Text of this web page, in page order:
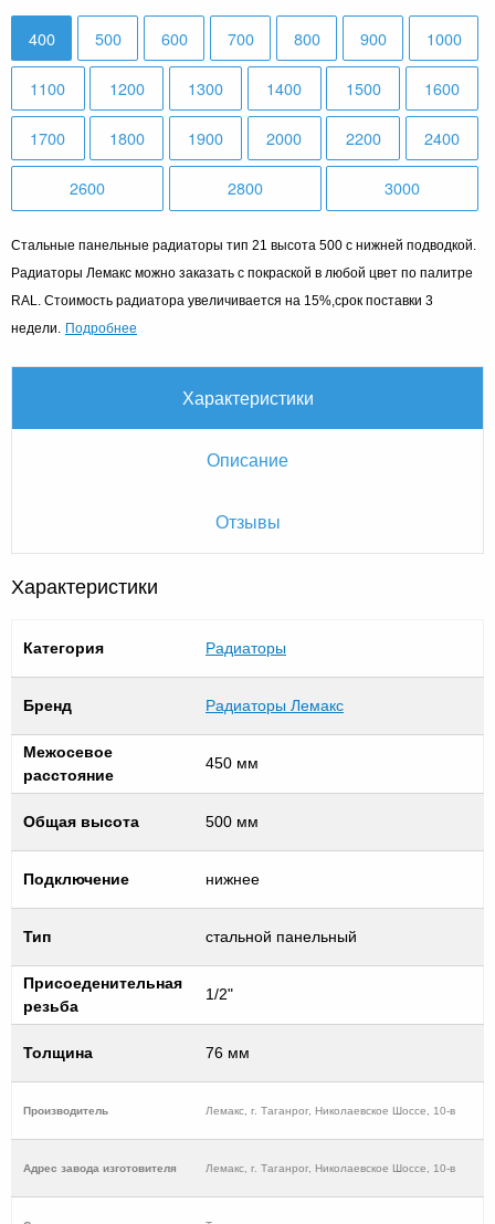
400 500 600 700 800 900 1000
1100 1200 1300 1400 1500 1600
1700 1800 1900 2000 2200 2400
2600 2800 3000
Стальные панельные радиаторы тип 21 высота 500 с нижней подводкой.
Радиаторы Лемакс можно заказать с покраской в любой цвет по палитре
RAL. Стоимость радиатора увеличивается на 15%,срок поставки 3
недели.
Подробнее
Характеристики
Описание
Отзывы
Характеристики
Категория Радиаторы
Бренд Радиаторы Лемакс
Межосевое
расстояние
450 мм
Общая высота 500 мм
Подключение нижнее
Тип стальной панельный
Присоеденительная
резьба
1/2"
Толщина 76 мм
Производитель Лемакс, г. Таганрог, Николаевское Шоссе, 10-в
Адрес завода изготовителя Лемакс, г. Таганрог, Николаевское Шоссе, 10-в